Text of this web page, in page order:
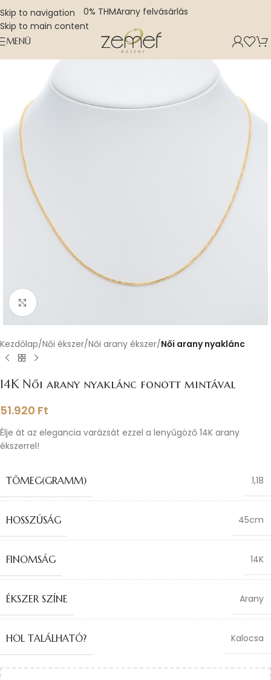
Skip to navigation
Skip to main content
0% THMArany felvásárlás
MENÜ
Nagyításhoz kattints ide
Kezdőlap Női ékszer Női arany ékszer Női arany nyaklánc
14K Női arany nyaklánc fonott mintával
51.920 Ft
Élje át az elegancia varázsát ezzel a lenyűgöző 14K arany
ékszerrel!
TÖMEG(GRAMM) 1,18
HOSSZÚSÁG 45cm
FINOMSÁG 14K
ÉKSZER SZÍNE Arany
HOL TALÁLHATÓ? Kalocsa